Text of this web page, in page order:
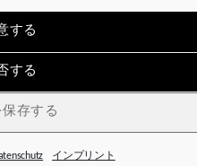
グ
する
する
存する
インプリント
ナー80社を擁する
40カ国以上に広がりま